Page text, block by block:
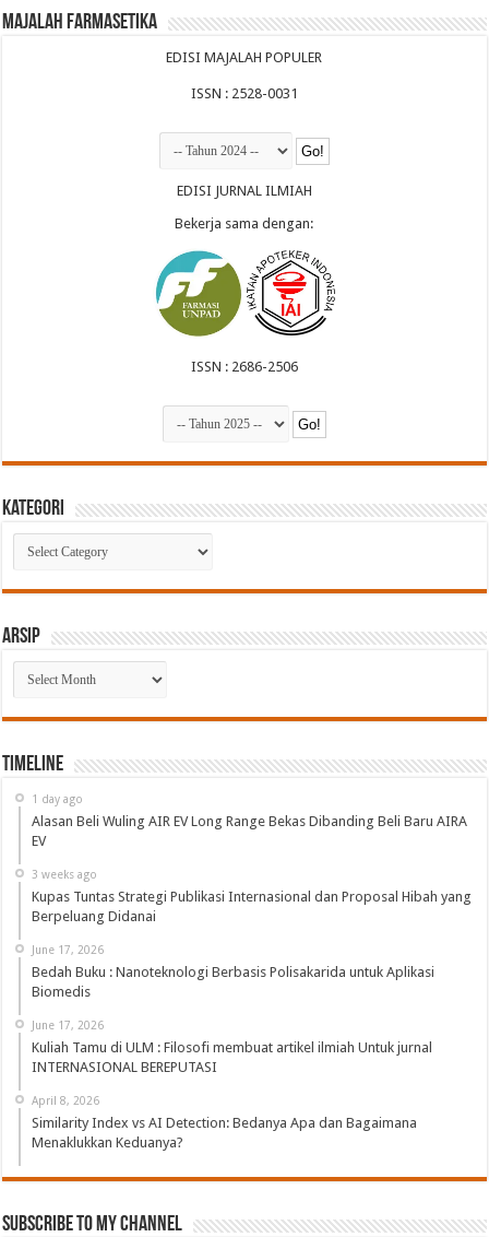
Majalah Farmasetika
EDISI MAJALAH POPULER
ISSN : 2528-0031
EDISI JURNAL ILMIAH
Bekerja sama dengan:
ISSN : 2686-2506
Kategori
Kategori
Arsip
Arsip
Timeline
1 day ago
Alasan Beli Wuling AIR EV Long Range Bekas Dibanding Beli Baru AIRA
EV
3 weeks ago
Kupas Tuntas Strategi Publikasi Internasional dan Proposal Hibah yang
Berpeluang Didanai
June 17, 2026
Bedah Buku : Nanoteknologi Berbasis Polisakarida untuk Aplikasi
Biomedis
June 17, 2026
Kuliah Tamu di ULM : Filosofi membuat artikel ilmiah Untuk jurnal
INTERNASIONAL BEREPUTASI
April 8, 2026
Similarity Index vs AI Detection: Bedanya Apa dan Bagaimana
Menaklukkan Keduanya?
Subscribe to My Channel